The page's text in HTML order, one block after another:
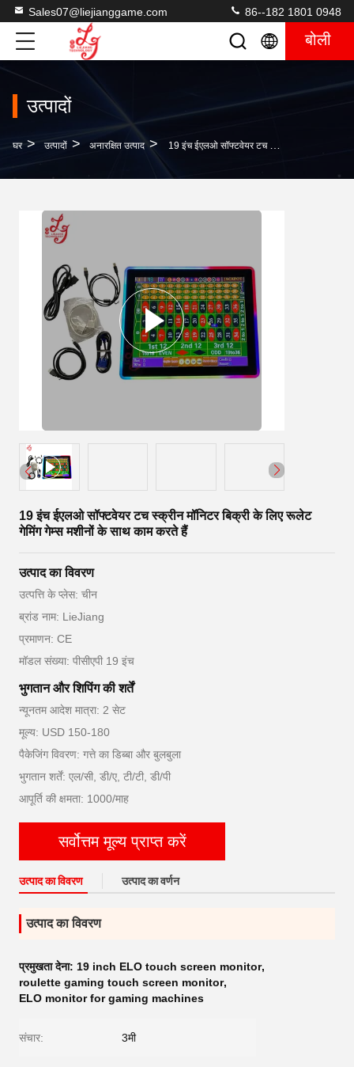
Sales07@liejianggame.com 86--182 1801 0948
बोली
उत्पादों
घर > उत्पादों > अनारक्षित उत्पाद > 19 इंच ईएलओ सॉफ्टवेयर टच स्क्रीन मॉनिटर बिक्री के लिए रूलेट गेमिंग गेम्स मशीनों के साथ काम करते हैं
19 इंच ईएलओ सॉफ्टवेयर टच स्क्रीन मॉनिटर बिक्री के लिए रूलेट
गेमिंग गेम्स मशीनों के साथ काम करते हैं
उत्पाद का विवरण
उत्पत्ति के प्लेस: चीन
ब्रांड नाम: LieJiang
प्रमाणन: CE
मॉडल संख्या: पीसीएपी 19 इंच
भुगतान और शिपिंग की शर्तें
न्यूनतम आदेश मात्रा: 2 सेट
मूल्य: USD 150-180
पैकेजिंग विवरण: गत्ते का डिब्बा और बुलबुला
भुगतान शर्तें: एल/सी, डी/ए, टी/टी, डी/पी
आपूर्ति की क्षमता: 1000/माह
सर्वोत्तम मूल्य प्राप्त करें
उत्पाद का विवरण उत्पाद का वर्णन
उत्पाद का विवरण
प्रमुखता देना: 19 inch ELO touch screen monitor,
roulette gaming touch screen monitor,
ELO monitor for gaming machines
संचार: 3मी